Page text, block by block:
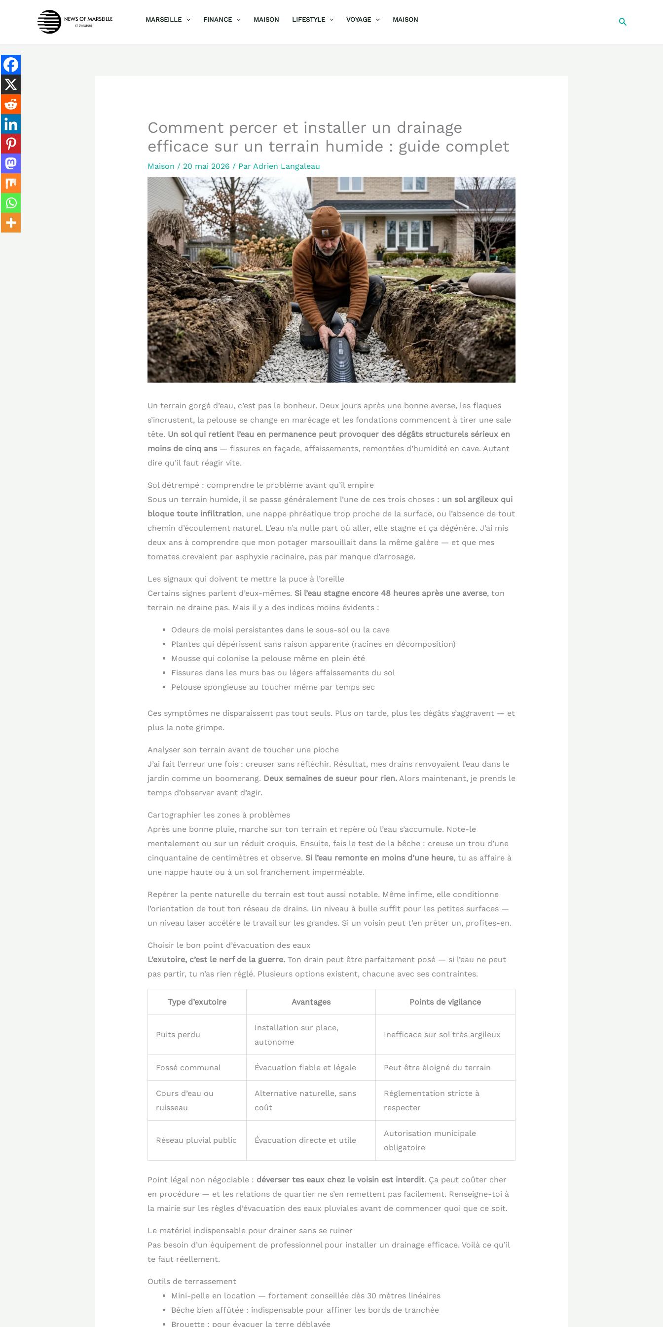
MARSEILLE FINANCE MAISON LIFESTYLE VOYAGE MAISON
Comment percer et installer un drainage
efficace sur un terrain humide : guide complet
Maison / 20 mai 2026 / Par Adrien Langaleau
Un terrain gorgé d’eau, c’est pas le bonheur. Deux jours après une bonne averse, les flaques
s’incrustent, la pelouse se change en marécage et les fondations commencent à tirer une sale
tête. Un sol qui retient l’eau en permanence peut provoquer des dégâts structurels sérieux en
moins de cinq ans— fissures en façade, affaissements, remontées d’humidité en cave. Autant
dire qu’il faut réagir vite.
Sol détrempé : comprendre le problème avant qu’il empire
Sous un terrain humide, il se passe généralement l’une de ces trois choses : un sol argileux qui
bloque toute infiltration, une nappe phréatique trop proche de la surface, ou l’absence de tout
chemin d’écoulement naturel. L’eau n’a nulle part où aller, elle stagne et ça dégénère. J’ai mis
deux ans à comprendre que mon potager marsouillait dans la même galère — et que mes
tomates crevaient par asphyxie racinaire, pas par manque d’arrosage.
Les signaux qui doivent te mettre la puce à l’oreille
Certains signes parlent d’eux-mêmes. Si l’eau stagne encore 48 heures après une averse, ton
terrain ne draine pas. Mais il y a des indices moins évidents :
Odeurs de moisi persistantes dans le sous-sol ou la cave
Plantes qui dépérissent sans raison apparente (racines en décomposition)
Mousse qui colonise la pelouse même en plein été
Fissures dans les murs bas ou légers affaissements du sol
Pelouse spongieuse au toucher même par temps sec
Ces symptômes ne disparaissent pas tout seuls. Plus on tarde, plus les dégâts s’aggravent — et
plus la note grimpe.
Analyser son terrain avant de toucher une pioche
J’ai fait l’erreur une fois : creuser sans réfléchir. Résultat, mes drains renvoyaient l’eau dans le
jardin comme un boomerang. Deux semaines de sueur pour rien.Alors maintenant, je prends le
temps d’observer avant d’agir.
Cartographier les zones à problèmes
Après une bonne pluie, marche sur ton terrain et repère où l’eau s’accumule. Note-le
mentalement ou sur un réduit croquis. Ensuite, fais le test de la bêche : creuse un trou d’une
cinquantaine de centimètres et observe. Si l’eau remonte en moins d’une heure, tu as affaire à
une nappe haute ou à un sol franchement imperméable.
Repérer la pente naturelle du terrain est tout aussi notable. Même infime, elle conditionne
l’orientation de tout ton réseau de drains. Un niveau à bulle suffit pour les petites surfaces —
un niveau laser accélère le travail sur les grandes. Si un voisin peut t’en prêter un, profites-en.
Choisir le bon point d’évacuation des eaux
L’exutoire, c’est le nerf de la guerre.Ton drain peut être parfaitement posé — si l’eau ne peut
pas partir, tu n’as rien réglé. Plusieurs options existent, chacune avec ses contraintes.
Type d’exutoire Avantages Points de vigilance
Puits perdu
Installation sur place,
autonome
Inefficace sur sol très argileux
Fossé communal Évacuation fiable et légale Peut être éloigné du terrain
Cours d’eau ou
ruisseau
Alternative naturelle, sans
coût
Réglementation stricte à
respecter
Réseau pluvial public Évacuation directe et utile
Autorisation municipale
obligatoire
Point légal non négociable : déverser tes eaux chez le voisin est interdit. Ça peut coûter cher
en procédure — et les relations de quartier ne s’en remettent pas facilement. Renseigne-toi à
la mairie sur les règles d’évacuation des eaux pluviales avant de commencer quoi que ce soit.
Le matériel indispensable pour drainer sans se ruiner
Pas besoin d’un équipement de professionnel pour installer un drainage efficace. Voilà ce qu’il
te faut réellement.
Outils de terrassement
Mini-pelle en location — fortement conseillée dès 30 mètres linéaires
Bêche bien affûtée : indispensable pour affiner les bords de tranchée
Brouette : pour évacuer la terre déblayée